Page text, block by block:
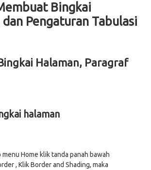
Bingkai
Pengaturan Tabulasi
Halaman, Paragraf
halaman
Home klik tanda panah bawah
, Klik Border and Shading, maka